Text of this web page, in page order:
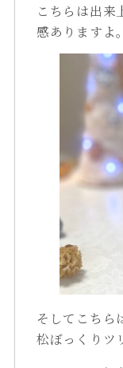
こちらは出来
感ありますよ。
そしてこちら
松ぼっくりツ